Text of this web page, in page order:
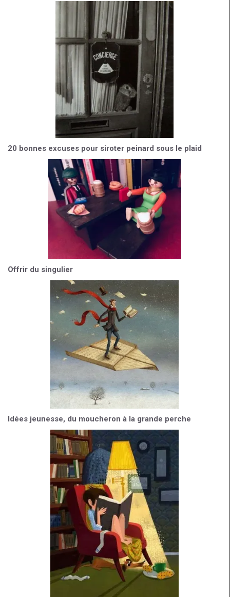
20 bonnes excuses pour siroter peinard sous le plaid
Offrir du singulier
Idées jeunesse, du moucheron à la grande perche